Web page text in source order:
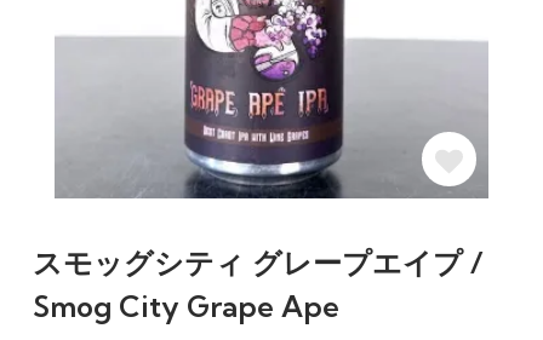
スモッグシティ グレープエイプ /
Smog City Grape Ape